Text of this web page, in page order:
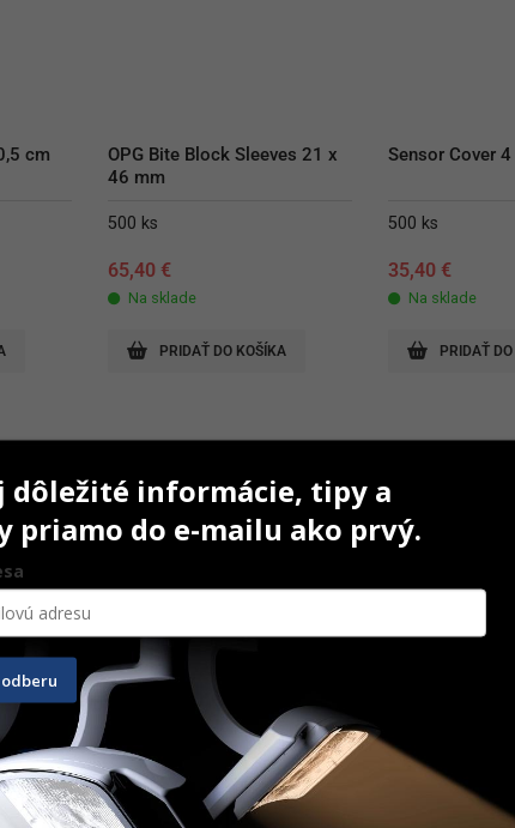
cm
OPG Bite Block Sleeves 21 x
46 mm
500 ks
65,40 €
Na sklade
PRIDAŤ DO KOŠÍKA
Sensor Cover
500 ks
35,40 €
Na sklade
PRIDAŤ
Phosphor Sleeves č. 3
300 ks
OPG Bite
70 mm
dôležité informácie, tipy a
priamo do e-mailu ako prvý.